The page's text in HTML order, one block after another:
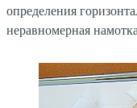
определения
неравномерная